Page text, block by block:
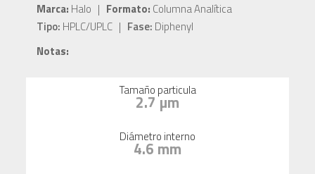
Marca: Halo | Formato: Columna Analítica
Tipo: HPLC/UPLC | Fase: Diphenyl
Notas:
Tamaño particula
2.7 µm
Diámetro interno
4.6 mm